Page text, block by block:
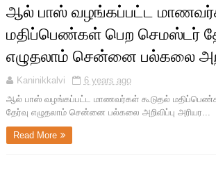
ஆல் பாஸ் வழங்கப்பட்ட
மதிப்பெண்கள் பெற செமஸ்டர்
எழுதலாம் சென்னை பல்கலை
Kaninikkalvi
6 years ago
ஆல் பாஸ் வழங்கப்பட்ட மாணவர்கள் கூடுதல்
தேர்வு எழுதலாம் சென்னை பல்கலை அறிவிப்பு அரியர...
Read More